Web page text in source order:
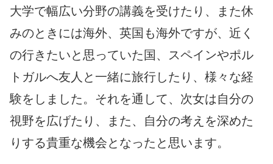
大学で幅広い分野の講義を受けたり、また休
みのときには海外、英国も海外ですが、近く
の行きたいと思っていた国、スペインやポル
トガルへ友人と一緒に旅行したり、様々な経
験をしました。それを通して、次女は自分の
視野を広げたり、また、自分の考えを深めた
りする貴重な機会となったと思います。